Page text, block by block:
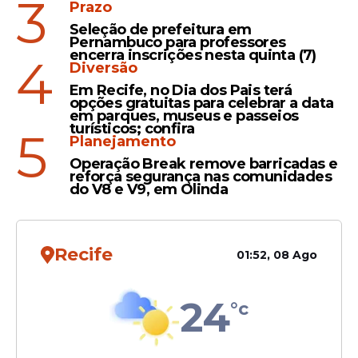
sendo 16,3 mil professores
Encontro
Lula da Fonte solicita
chamada de aprovados da
PRF em reunião com
ministra Esther Dweck
Veja Também
3
Prazo
Seleção de prefeitura em
Pernambuco para professores
encerra inscrições nesta quinta (7)
4
Diversão
Em Recife, no Dia dos Pais terá
opções gratuitas para celebrar a data
em parques, museus e passeios
turísticos; confira
5
Planejamento
Operação Break remove barricadas e
reforça segurança nas comunidades
do V8 e V9, em Olinda
Recife 01:52, 08 Ago
24°c